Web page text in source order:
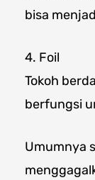
bisa
4. Foil
Tokoh
berfungsi
Umumnya